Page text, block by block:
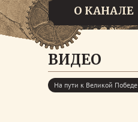
О КАНАЛЕ
ВИДЕО
На пути к Великой Победе